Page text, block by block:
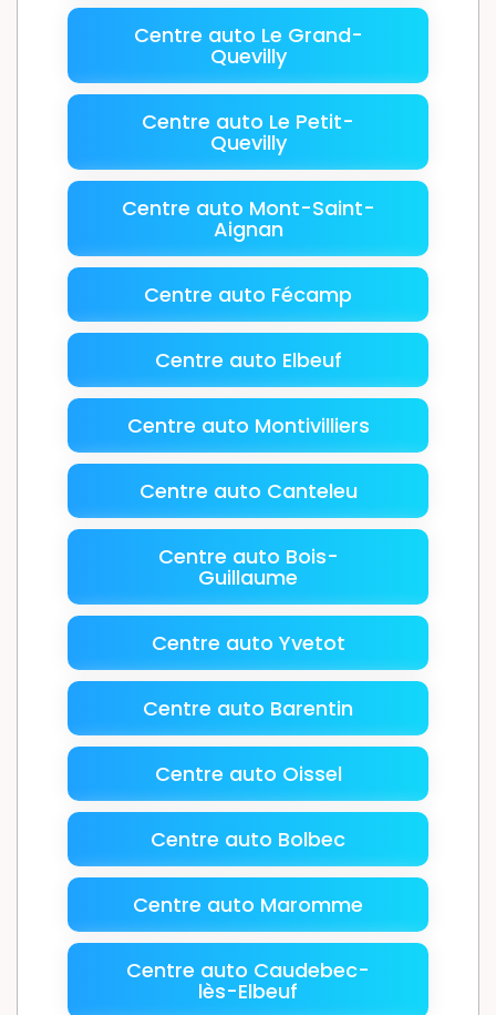
Centre auto Le Grand-
Quevilly
Centre auto Le Petit-
Quevilly
Centre auto Mont-Saint-
Aignan
Centre auto Fécamp
Centre auto Elbeuf
Centre auto Montivilliers
Centre auto Canteleu
Centre auto Bois-
Guillaume
Centre auto Yvetot
Centre auto Barentin
Centre auto Oissel
Centre auto Bolbec
Centre auto Maromme
Centre auto Caudebec-
lès-Elbeuf